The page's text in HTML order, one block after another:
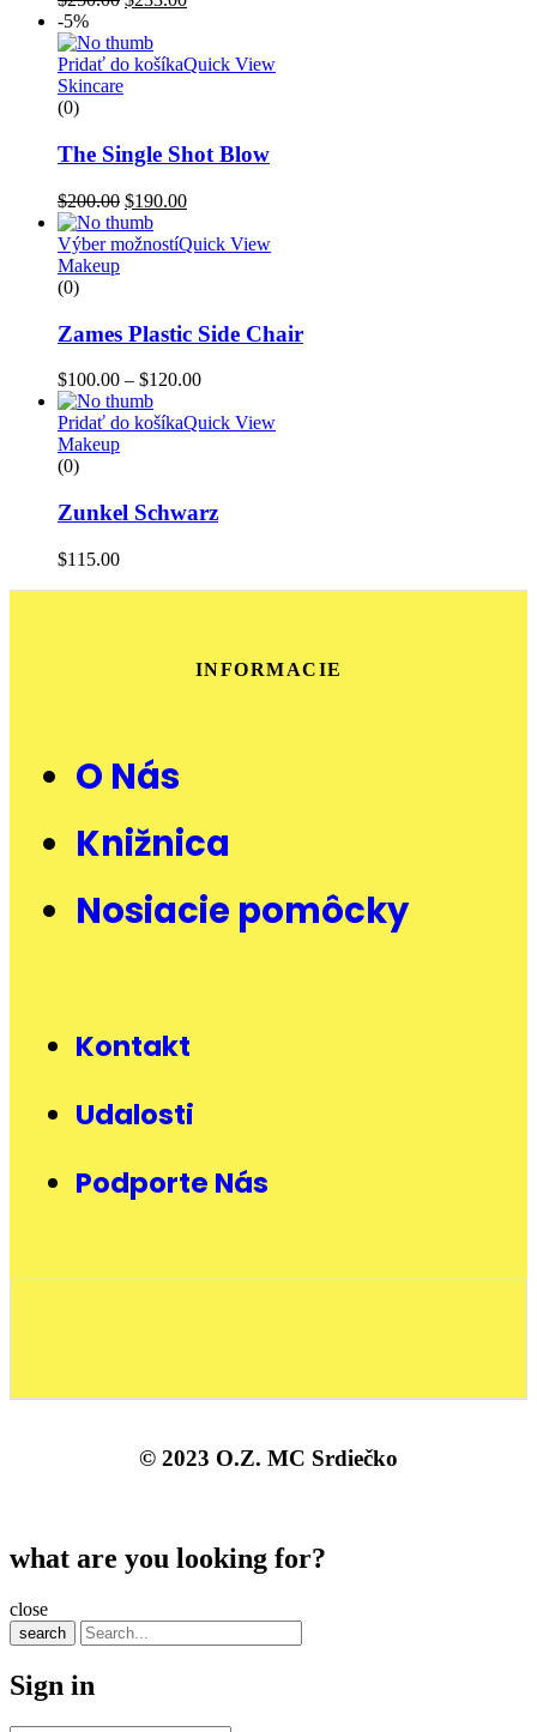
-5%
Pridať do košíkaQuick View
Skincare
(0)
The Single Shot Blow
$200.00 $190.00
Výber možnostíQuick View
Makeup
(0)
Zames Plastic Side Chair
$100.00 – $120.00
Pridať do košíkaQuick View
Makeup
(0)
Zunkel Schwarz
$115.00
INFORMACIE
O Nás
Knižnica
Nosiacie pomôcky
Kontakt
Udalosti
Podporte Nás
© 2023 O.Z. MC Srdiečko
what are you looking for?
close
search
Sign in